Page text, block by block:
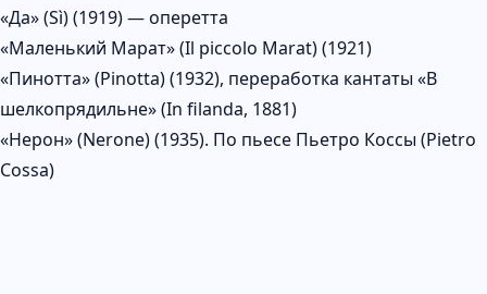
«Да» (Sì) (1919) — оперетта
«Маленький Марат» (Il piccolo Marat) (1921)
«Пинотта» (Pinotta) (1932), переработка кантаты «В
шелкопрядильне» (In filanda, 1881)
«Нерон» (Nerone) (1935). По пьесе Пьетро Коссы (Pietro
Cossa)